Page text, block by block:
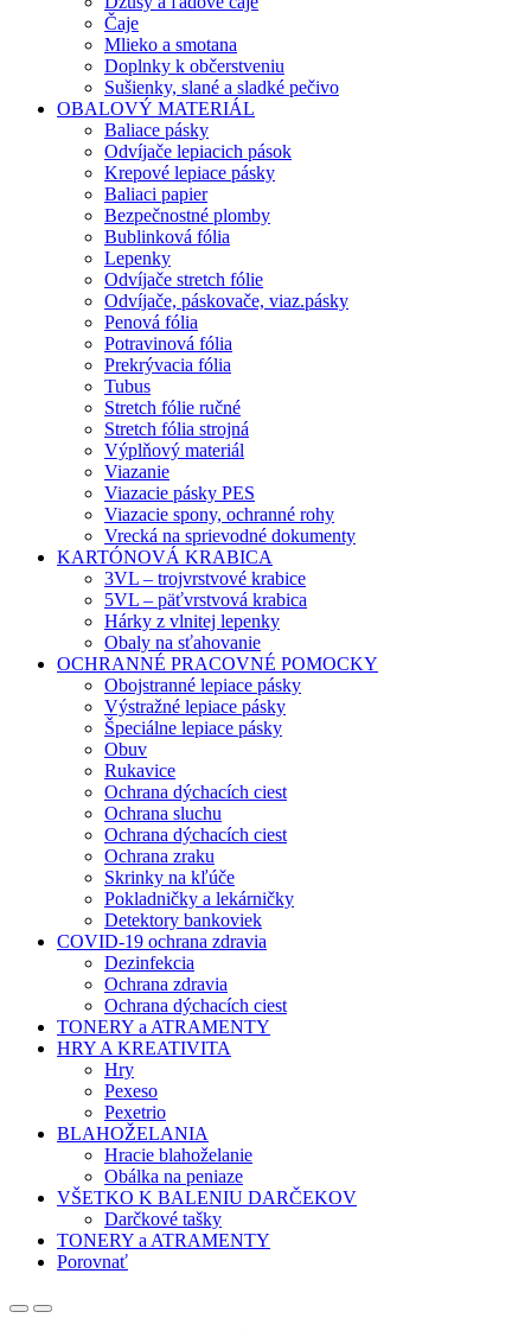
Čaje
Mlieko a smotana
Doplnky k občerstveniu
Sušienky, slané a sladké pečivo
OBALOVÝ MATERIÁL
Baliace pásky
Odvíjače lepiacich pások
Krepové lepiace pásky
Baliaci papier
Bezpečnostné plomby
Bublinková fólia
Lepenky
Odvíjače stretch fólie
Odvíjače, páskovače, viaz.pásky
Penová fólia
Potravinová fólia
Prekrývacia fólia
Tubus
Stretch fólie ručné
Stretch fólia strojná
Výplňový materiál
Viazanie
Viazacie pásky PES
Viazacie spony, ochranné rohy
Vrecká na sprievodné dokumenty
KARTÓNOVÁ KRABICA
3VL – trojvrstvové krabice
5VL – päťvrstvová krabica
Hárky z vlnitej lepenky
Obaly na sťahovanie
OCHRANNÉ PRACOVNÉ POMOCKY
Obojstranné lepiace pásky
Výstražné lepiace pásky
Špeciálne lepiace pásky
Obuv
Rukavice
Ochrana dýchacích ciest
Ochrana sluchu
Ochrana dýchacích ciest
Ochrana zraku
Skrinky na kľúče
Pokladničky a lekárničky
Detektory bankoviek
COVID-19 ochrana zdravia
Dezinfekcia
Ochrana zdravia
Ochrana dýchacích ciest
TONERY a ATRAMENTY
HRY A KREATIVITA
Hry
Pexeso
Pexetrio
BLAHOŽELANIA
Hracie blahoželanie
Obálka na peniaze
VŠETKO K BALENIU DARČEKOV
Darčkové tašky
TONERY a ATRAMENTY
Porovnať
OpenClose